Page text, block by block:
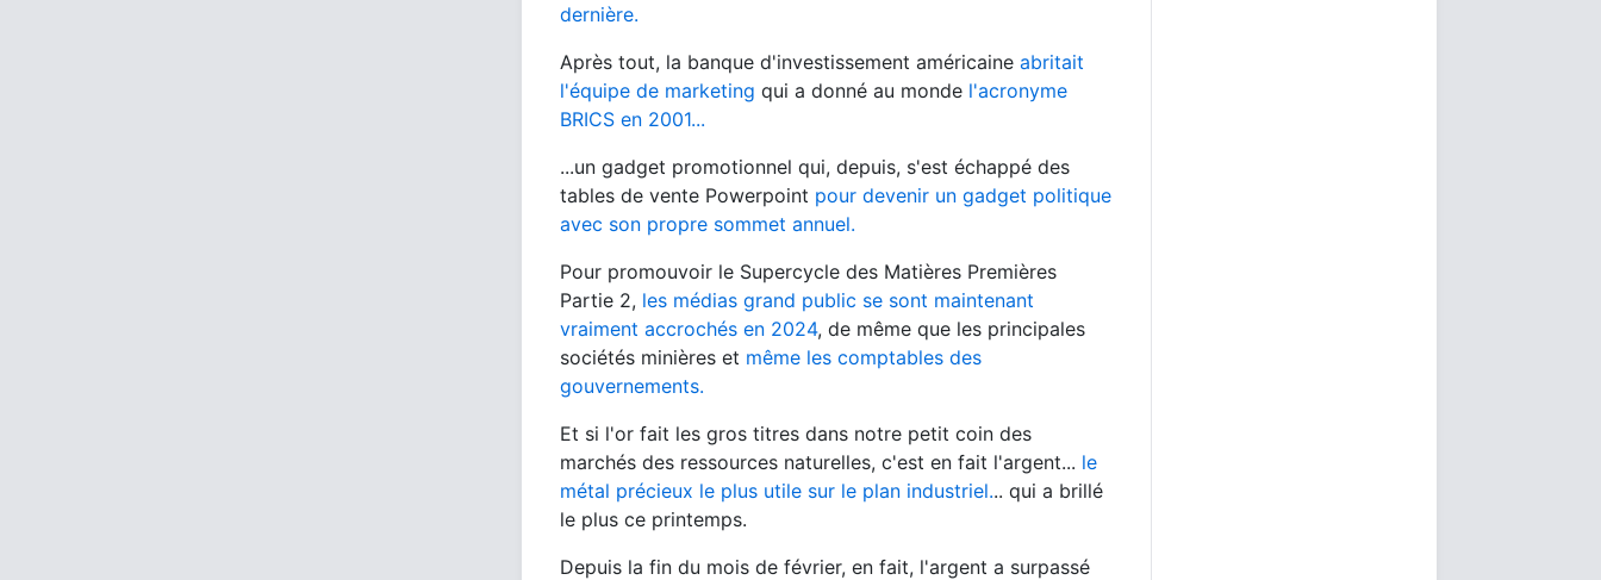
dernière.
Après tout, la banque d'investissement américaine abritait
l'équipe de marketing qui a donné au monde l'acronyme
BRICS en 2001...
...un gadget promotionnel qui, depuis, s'est échappé des
tables de vente Powerpoint pour devenir un gadget politique
avec son propre sommet annuel.
Pour promouvoir le Supercycle des Matières Premières
Partie 2, les médias grand public se sont maintenant
vraiment accrochés en 2024, de même que les principales
sociétés minières et même les comptables des
gouvernements.
Et si l'or fait les gros titres dans notre petit coin des
marchés des ressources naturelles, c'est en fait l'argent... le
métal précieux le plus utile sur le plan industriel... qui a brillé
le plus ce printemps.
Depuis la fin du mois de février, en fait, l'argent a surpassé